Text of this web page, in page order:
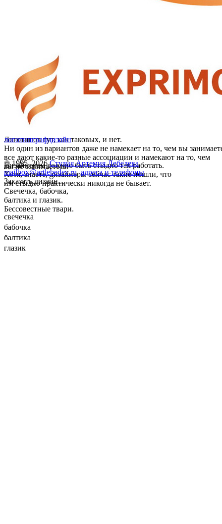
Логотипов тут, как таковых, и нет.
Ни один из вариантов даже не намекает на то, чем вы
все дают какие-то разные ассоциации и намекают на то, чем
вы не занимаетесь.
Дизайнерам должно быть стыдно так работать.
Хотя, знаете, дизайнеры сейчас такие пошли, что
им стыдно практически никогда не бывает.
Свечечка, бабочка,
балтика и глазик.
Бессовестные твари.
свечечка
бабочка
балтика
глазик
логотипграфдизайн
© 1995–2026 Студия Артемия Лебедева
mailbox@artlebedev.ru, адреса и телефоны
Заказать дизайн...